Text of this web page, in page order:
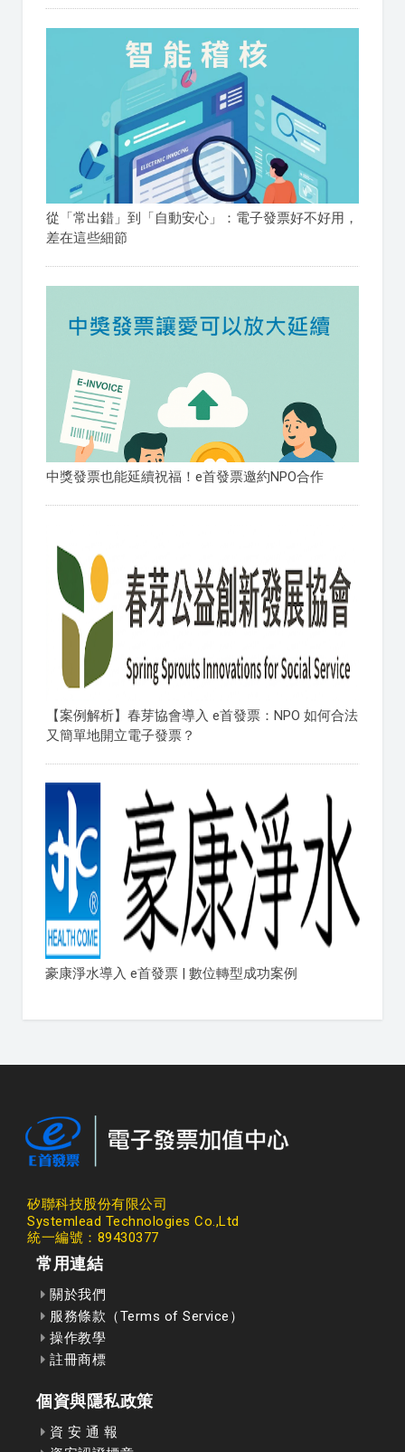
從「常出錯」到「自動安心」：電子發票好不好用，
差在這些細節
中獎發票也能延續祝福！e首發票邀約NPO合作
【案例解析】春芽協會導入 e首發票：NPO 如何合法
又簡單地開立電子發票？
豪康淨水導入 e首發票 | 數位轉型成功案例
矽聯科技股份有限公司
Systemlead Technologies Co.,Ltd
統一編號：89430377
常用連結
關於我們
服務條款（Terms of Service）
操作教學
註冊商標
個資與隱私政策
資 安 通 報